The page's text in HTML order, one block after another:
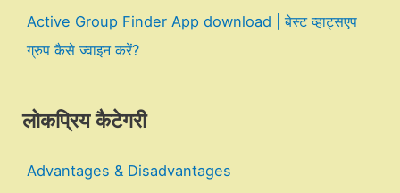
Active Group Finder App download | बेस्ट व्हाट्सएप
ग्रुप कैसे ज्वाइन करें?
लोकप्रिय कैटेगरी
Advantages & Disadvantages